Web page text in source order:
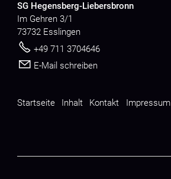
SG Hegensberg-Liebersbronn
Im Gehren 3/1
73732 Esslingen
+49 711 3704646
E-Mail schreiben
Startseite Inhalt Kontakt Impressum